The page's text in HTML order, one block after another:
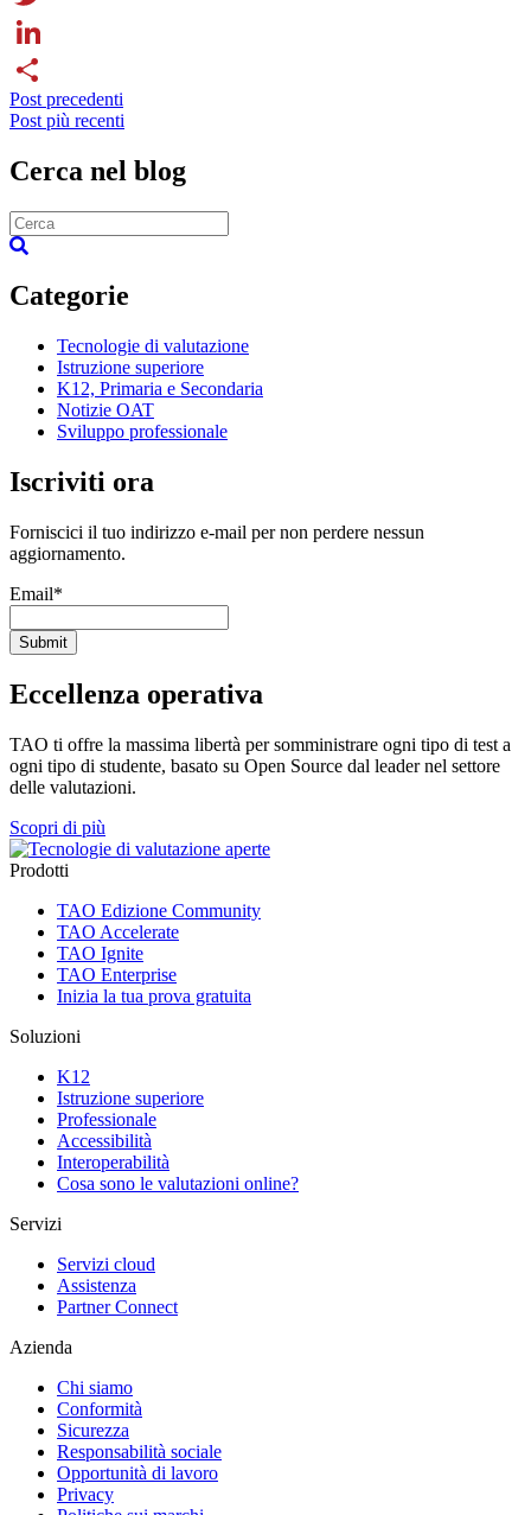
Twitter
LinkedIn
Share
Navigazione
tra
i
Post precedenti
Post più recenti
Cerca nel blog
Categorie
Tecnologie di valutazione
Istruzione superiore
K12, Primaria e Secondaria
Notizie OAT
Sviluppo professionale
Iscriviti ora
Forniscici il tuo indirizzo e-mail per non perdere nessun
aggiornamento.
Email*
Eccellenza operativa
TAO ti offre la massima libertà per somministrare ogni tipo di test a
ogni tipo di studente, basato su Open Source dal leader nel settore
delle valutazioni.
Scopri di più
Prodotti
TAO Edizione Community
TAO Accelerate
TAO Ignite
TAO Enterprise
Inizia la tua prova gratuita
Soluzioni
K12
Istruzione superiore
Professionale
Accessibilità
Interoperabilità
Cosa sono le valutazioni online?
Servizi
Servizi cloud
Assistenza
Partner Connect
Azienda
Chi siamo
Conformità
Sicurezza
Responsabilità sociale
Opportunità di lavoro
Privacy